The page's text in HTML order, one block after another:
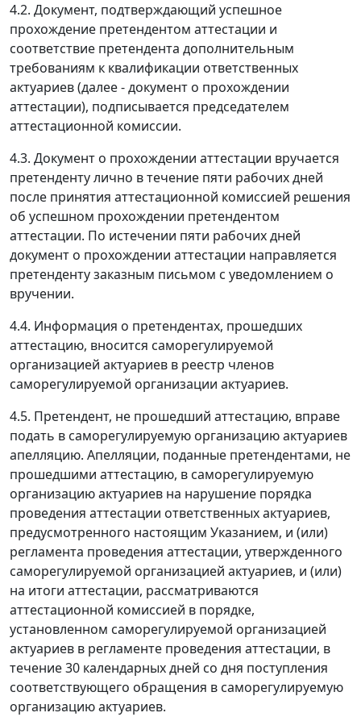
4.2. Документ, подтверждающий успешное
прохождение претендентом аттестации и
соответствие претендента дополнительным
требованиям к квалификации ответственных
актуариев (далее - документ о прохождении
аттестации), подписывается председателем
аттестационной комиссии.
4.3. Документ о прохождении аттестации вручается
претенденту лично в течение пяти рабочих дней
после принятия аттестационной комиссией решения
об успешном прохождении претендентом
аттестации. По истечении пяти рабочих дней
документ о прохождении аттестации направляется
претенденту заказным письмом с уведомлением о
вручении.
4.4. Информация о претендентах, прошедших
аттестацию, вносится саморегулируемой
организацией актуариев в реестр членов
саморегулируемой организации актуариев.
4.5. Претендент, не прошедший аттестацию, вправе
подать в саморегулируемую организацию актуариев
апелляцию. Апелляции, поданные претендентами, не
прошедшими аттестацию, в саморегулируемую
организацию актуариев на нарушение порядка
проведения аттестации ответственных актуариев,
предусмотренного настоящим Указанием, и (или)
регламента проведения аттестации, утвержденного
саморегулируемой организацией актуариев, и (или)
на итоги аттестации, рассматриваются
аттестационной комиссией в порядке,
установленном саморегулируемой организацией
актуариев в регламенте проведения аттестации, в
течение 30 календарных дней со дня поступления
соответствующего обращения в саморегулируемую
организацию актуариев.